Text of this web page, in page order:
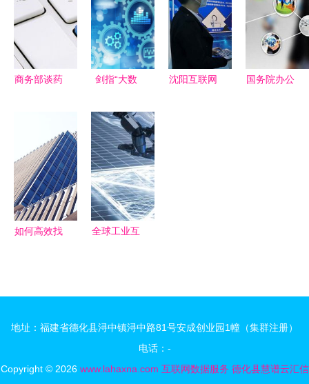
网数据服务
生态
——重新定
义数字文明
在互联网数
据服务中的
未来趋势
商务部谈药
点将至，互
联网数据服
务成关键驱
动力
剑指“大数
四部门发布
算法新规，
规范互联网
信息服务与
数据应用
沈阳互联网
国务院办公
如何高效找
下外贸订单
全球工业互
大模型引领
地址：福建省德化县浔中镇浔中路81号安成创业园1幢（集群注册）
电话：-
Copyright © 2026 www.lahaxna.com 互联网数据服务 德化县慧谱云汇信